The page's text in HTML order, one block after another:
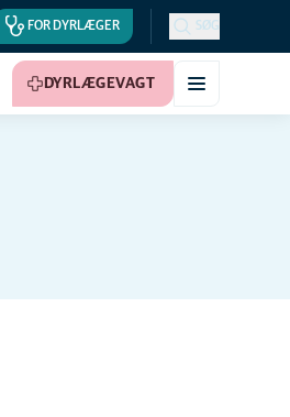
FOR DYRLÆGER SØG
DYRLÆGEVAGT